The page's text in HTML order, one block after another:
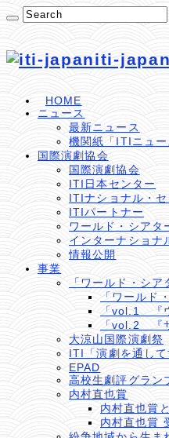
iti-japan
HOME
ニュース
最新ニュース
機関紙「ITIニュー
国際演劇協会
国際演劇協会
ITI日本センター
ITIナショナル・セ
ITIパートナー
ワールド・シアタ
インターナショナ
情報公開
事業
「ワールド・シア
「ワールド
「vol.1 『
「vol.2 『
大涼山国際演劇祭
ITI「演劇を通し
EPAD
高校生劇評グラン
内村直也賞
内村直也賞
内村直也賞